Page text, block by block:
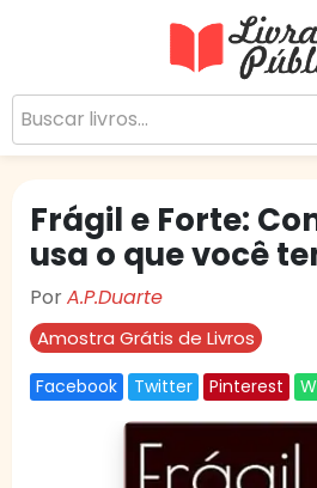
Sua Biblioteca
Frágil e Forte:
usa o que você
PorA.P.Duarte
Amostra Grátis de Livros
Facebook Twitter Pinterest